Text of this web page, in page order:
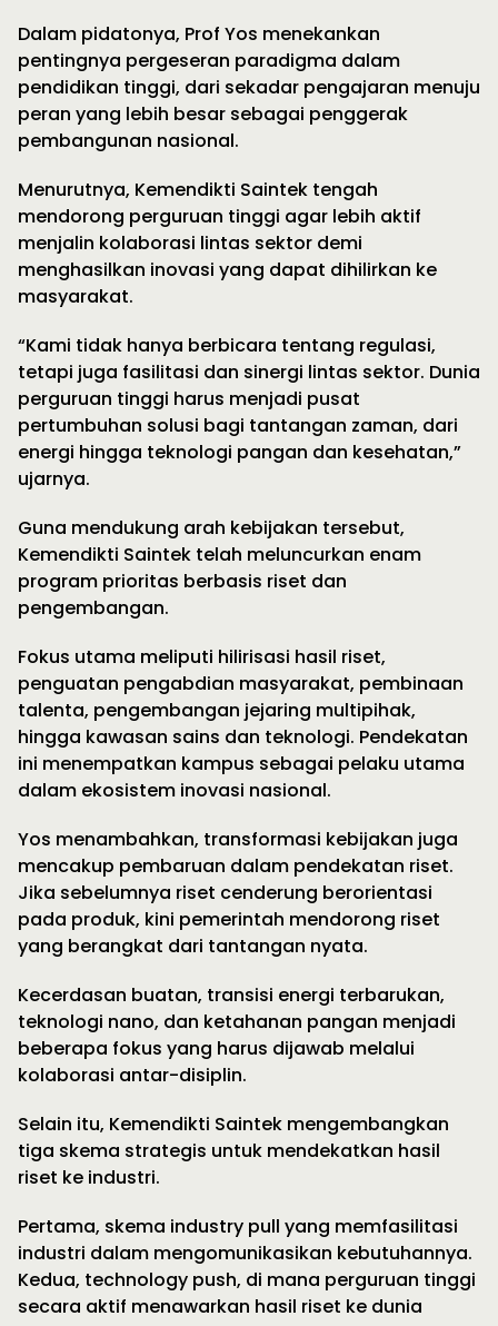
Dalam pidatonya, Prof Yos menekankan
pentingnya pergeseran paradigma dalam
pendidikan tinggi, dari sekadar pengajaran menuju
peran yang lebih besar sebagai penggerak
pembangunan nasional.
Menurutnya, Kemendikti Saintek tengah
mendorong perguruan tinggi agar lebih aktif
menjalin kolaborasi lintas sektor demi
menghasilkan inovasi yang dapat dihilirkan ke
masyarakat.
“Kami tidak hanya berbicara tentang regulasi,
tetapi juga fasilitasi dan sinergi lintas sektor. Dunia
perguruan tinggi harus menjadi pusat
pertumbuhan solusi bagi tantangan zaman, dari
energi hingga teknologi pangan dan kesehatan,”
ujarnya.
Guna mendukung arah kebijakan tersebut,
Kemendikti Saintek telah meluncurkan enam
program prioritas berbasis riset dan
pengembangan.
Fokus utama meliputi hilirisasi hasil riset,
penguatan pengabdian masyarakat, pembinaan
talenta, pengembangan jejaring multipihak,
hingga kawasan sains dan teknologi. Pendekatan
ini menempatkan kampus sebagai pelaku utama
dalam ekosistem inovasi nasional.
Yos menambahkan, transformasi kebijakan juga
mencakup pembaruan dalam pendekatan riset.
Jika sebelumnya riset cenderung berorientasi
pada produk, kini pemerintah mendorong riset
yang berangkat dari tantangan nyata.
Kecerdasan buatan, transisi energi terbarukan,
teknologi nano, dan ketahanan pangan menjadi
beberapa fokus yang harus dijawab melalui
kolaborasi antar-disiplin.
Selain itu, Kemendikti Saintek mengembangkan
tiga skema strategis untuk mendekatkan hasil
riset ke industri.
Pertama, skema industry pull yang memfasilitasi
industri dalam mengomunikasikan kebutuhannya.
Kedua, technology push, di mana perguruan tinggi
secara aktif menawarkan hasil riset ke dunia